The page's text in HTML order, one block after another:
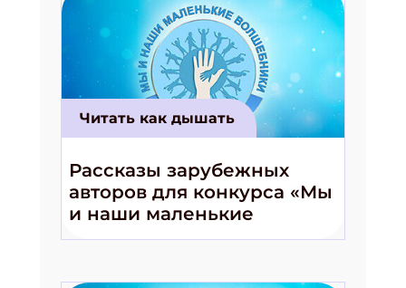
Читать как дышать
Рассказы зарубежных
авторов для конкурса «Мы
и наши маленькие
волшебники!»